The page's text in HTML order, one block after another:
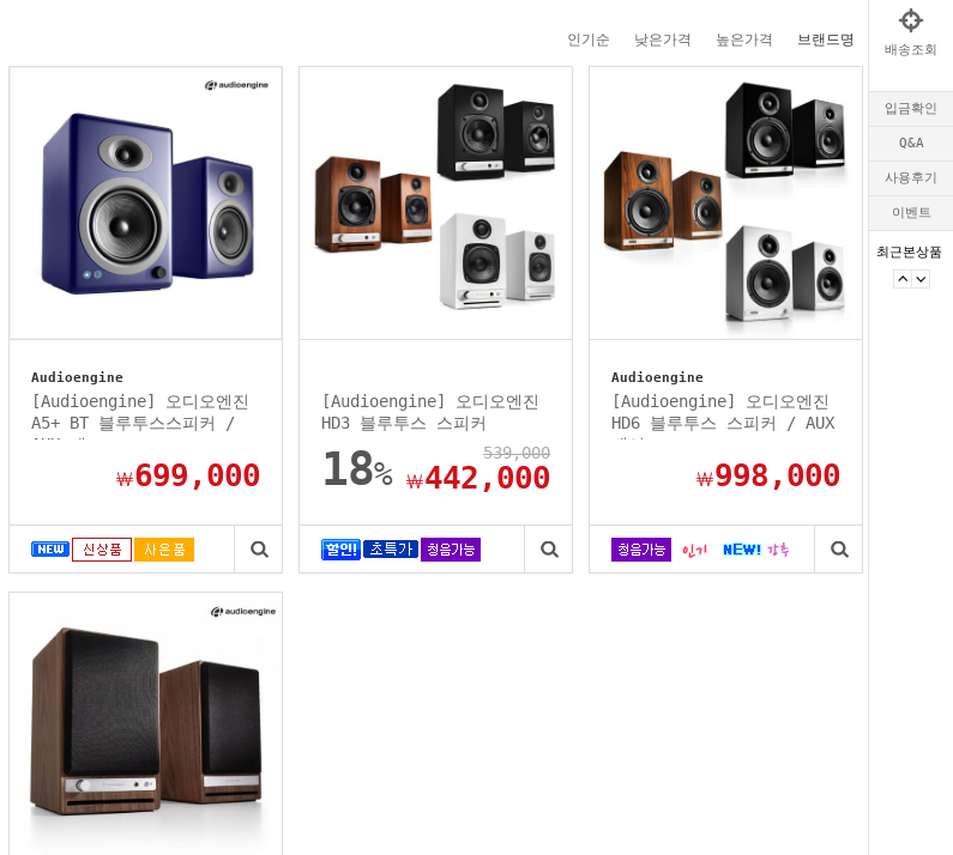
배송조회
입금확인
Q&A
사용후기
이벤트
최근본상품
인기순 낮은가격 높은가격 브랜드명
Audioengine
[Audioengine] 오디오엔진
A5+ BT 블루투스스피커 /
AUX 케...
￦699,000
[Audioengine] 오디오엔진
HD3 블루투스 스피커
18%
539,000
￦442,000
Audioengine
[Audioengine] 오디오엔진
HD6 블루투스 스피커 / AUX
케이...
￦998,000